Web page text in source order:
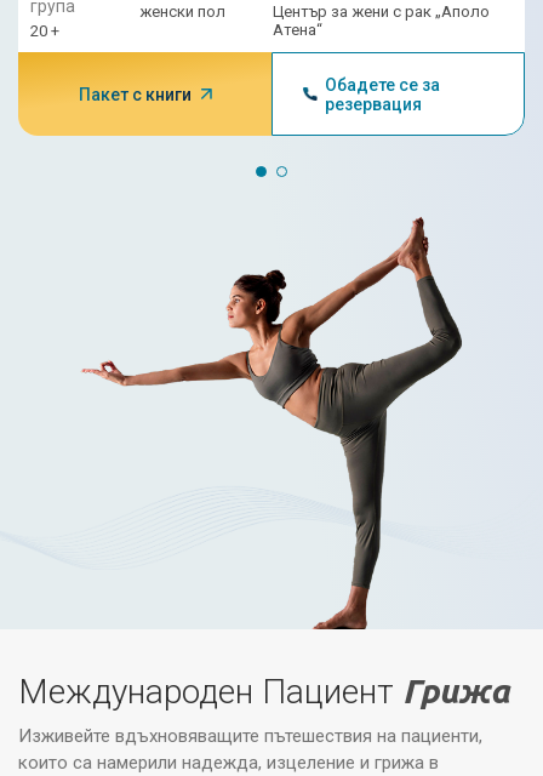
група
20 +
женски пол
Център за жени с рак „Аполо
Атена“
Пакет с книги
Обадете се за
резервация
Международен Пациент Грижа
Изживейте вдъхновяващите пътешествия на пациенти,
които са намерили надежда, изцеление и грижа в